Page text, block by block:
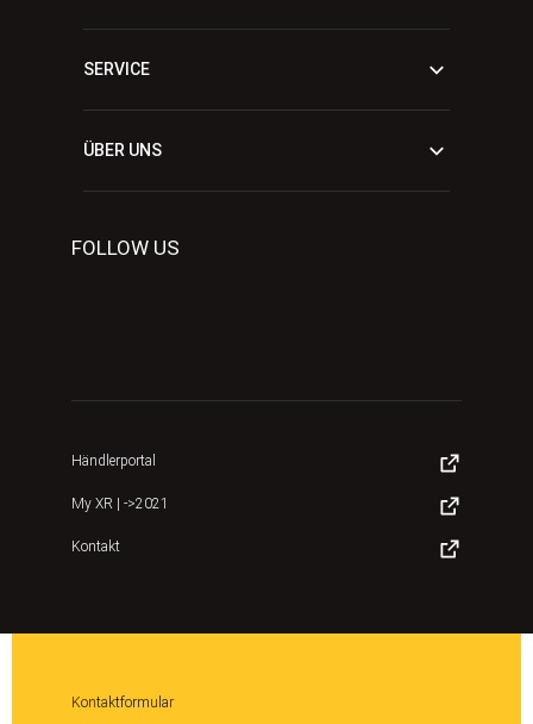
SERVICE
ÜBER UNS
FOLLOW US
Händlerportal
My XR | ->2021
Kontakt
Kontaktformular